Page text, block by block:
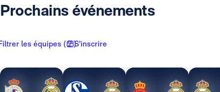
Prochains événements
les équipes ( 2 )S'inscrire